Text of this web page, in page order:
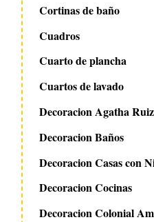
Cortinas de baño
Cuadros
Cuarto de plancha
Cuartos de lavado
Decoracion Agatha
Decoracion Baños
Decoracion Casas con
Decoracion Cocinas
Decoracion Colonial